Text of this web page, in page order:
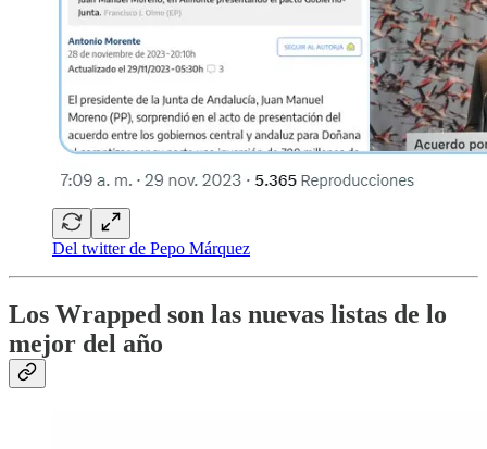
Del twitter de Pepo Márquez
Los Wrapped son las nuevas listas de lo
mejor del año